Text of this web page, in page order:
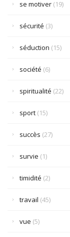
se motiver (19)
sécurité (3)
séduction (15)
société (6)
spiritualité (22)
sport (15)
succès (27)
survie (1)
timidité (2)
travail (45)
vue (5)